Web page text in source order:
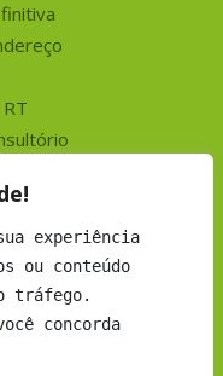
experiência
ou conteúdo
tráfego.
concorda
MS